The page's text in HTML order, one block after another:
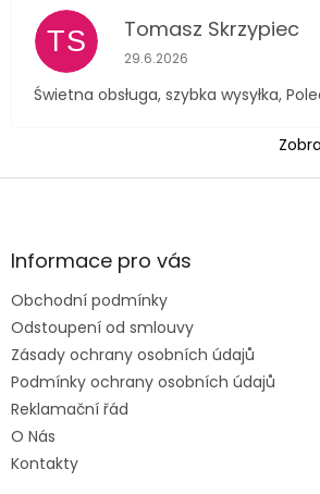
TS Tomasz Skrzypiec
Hodnocení obchodu je 5 z
29.6.2026
Świetna obsługa, szybka wysyłka,
Z
aInformace pro vás
Obchodní podmínky
Odstoupení od smlouvy
Zásady ochrany osobních údajů
Podmínky ochrany osobních údajů
Reklamační řád
O Nás
Kontakty